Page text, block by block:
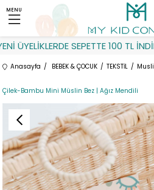
ÜYELİKLERDE SEPETTE 100 TL
MENU
Anasayfa BEBEK & ÇOCUK TEKSTİL
Çilek-Bambu Mini Müslin Bez | Ağız Mendili